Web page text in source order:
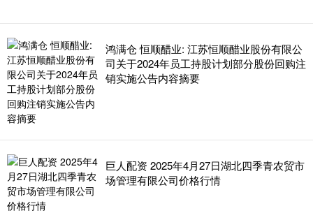
鸿满仓 恒顺醋业: 江苏恒顺醋业股份有限公
司关于2024年员工持股计划部分股份回购注
销实施公告内容摘要
巨人配资 2025年4月27日湖北四季青农贸市
场管理有限公司价格行情